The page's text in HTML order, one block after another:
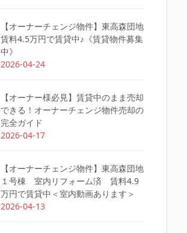
【オーナーチェンジ物件】東高森団地
賃料4.5万円で賃貸中♪《賃貸物件募集
中》
2026-04-24
【オーナー様必見】賃貸中のまま売却
できる！オーナーチェンジ物件売却の
完全ガイド
2026-04-17
【オーナーチェンジ物件】東高森団地
１号棟 室内リフォーム済 賃料4.9
万円で賃貸中＜室内動画あります＞
2026-04-13